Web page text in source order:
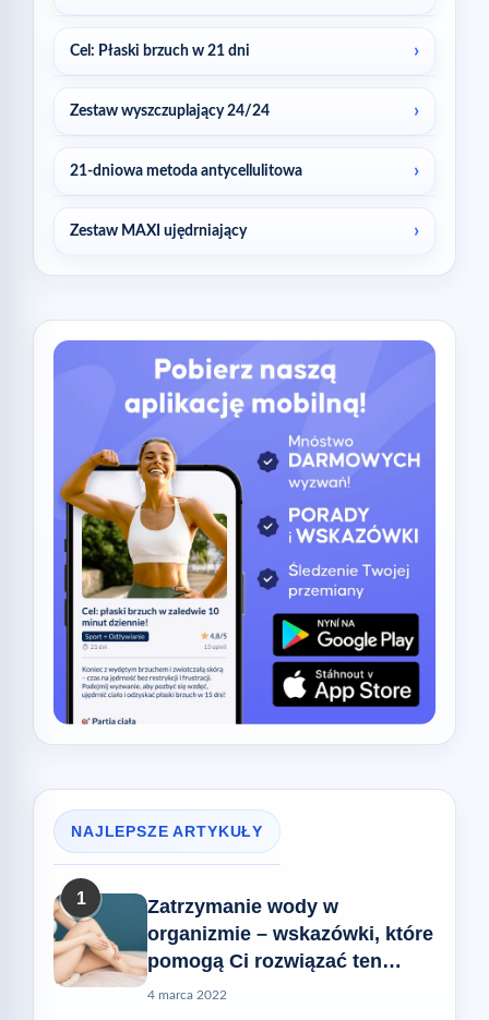
Cel: Płaski brzuch w 21 dni
Zestaw wyszczuplający 24/24
21-dniowa metoda antycellulitowa
Zestaw MAXI ujędrniający
NAJLEPSZE ARTYKUŁY
1
Zatrzymanie wody w
organizmie – wskazówki, które
pomogą Ci rozwiązać ten
problem
4 marca 2022